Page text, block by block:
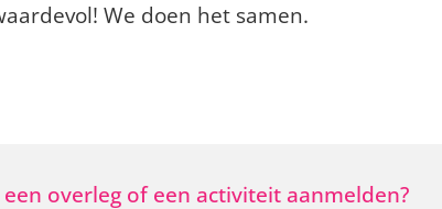
We doen het samen.
overleg of een activiteit aanmelden?